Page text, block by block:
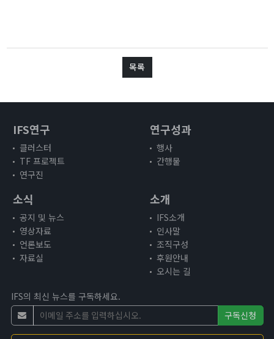
목록
원장인사말
조직구성
후원안내
IFS연구
클러스터
TF 프로젝트
연구진
연구성과
행사
간행물
소식
공지 및 뉴스
영상자료
언론보도
자료실
소개
IFS소개
인사말
조직구성
후원안내
오시는 길
IFS의 최신 뉴스를 구독하세요.
구독신청